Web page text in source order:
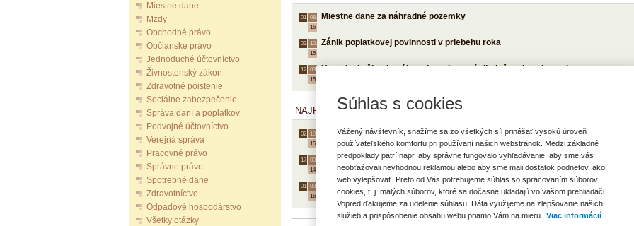
Miestne dane
Mzdy
Obchodné právo
Občianske právo
Jednoduché účtovníctvo
Živnostenský zákon
Zdravotné poistenie
Sociálne zabezpečenie
Správa daní a poplatkov
Podvojné účtovníctvo
Verejná správa
Pracovné právo
Správne právo
Spotrebné dane
Zdravotníctvo
Odpadové hospodárstvo
Všetky otázky
01. 08.
16
Miestne dane za náhradné pozemky
02. 10.
15
Zánik poplatkovej povinnosti v priebehu roka
12. 03.
15
Nepodanie čiastkového priznania na zánik daňovej povinnosti
NAJPOPULÁRNEJŠIE OTÁZKY
02. 10.
15
Zánik poplatkovej povinnosti v priebehu roka
17. 03.
14
Daňovníkom nájomca
01. 08.
16
Miestne dane za náhradné pozemky
Súhlas s cookies
Vážený návštevník, snažíme sa zo všetkých síl prinášať vysokú úroveň
používateľského komfortu pri používaní našich webstránok. Medzi základné
predpoklady patrí napr. aby správne fungovalo vyhľadávanie, aby sme vás
neobťažovali nevhodnou reklamou alebo aby sme mali dostatok podnetov, ako
web vylepšovať. Preto od Vás potrebujeme súhlas so spracovaním súborov
cookies, t. j. malých súborov, ktoré sa dočasne ukladajú vo vašom prehliadači.
Vopred ďakujeme za udelenie súhlasu. Dáta využijeme na zlepšovanie našich
služieb a prispôsobenie obsahu webu priamo Vám na mieru.
Viac informácií